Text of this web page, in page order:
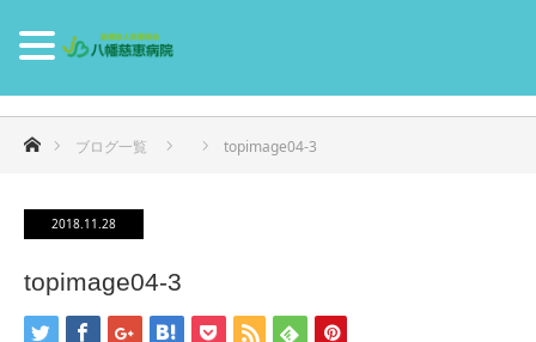
ホームブログ一覧 topimage04-3
2018.11.28
topimage04-3